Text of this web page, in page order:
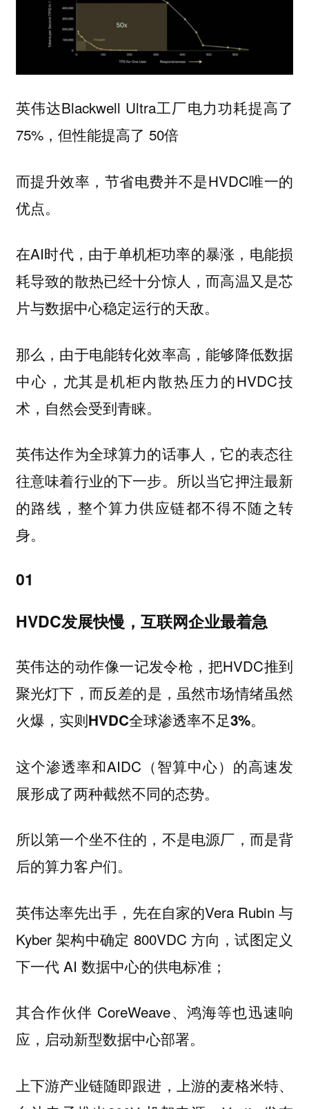
英伟达Blackwell Ultra工厂电力功耗提高了
75%，但性能提高了 50倍
而提升效率，节省电费并不是HVDC唯一的
优点。
在AI时代，由于单机柜功率的暴涨，电能损
耗导致的散热已经十分惊人，而高温又是芯
片与数据中心稳定运行的天敌。
那么，由于电能转化效率高，能够降低数据
中心，尤其是机柜内散热压力的HVDC技
术，自然会受到青睐。
英伟达作为全球算力的话事人，它的表态往
往意味着行业的下一步。所以当它押注最新
的路线，整个算力供应链都不得不随之转
身。
01
HVDC发展快慢，互联网企业最着急
英伟达的动作像一记发令枪，把HVDC推到
聚光灯下， 而反差的是，虽然市场情绪虽然
火爆，实则HVDC全球渗透率不足3%。
这个渗透率和AIDC（智算中心）的高速发
展形成了两种截然不同的态势。
所以第一个坐不住的，不是电源厂，而是背
后的算力客户们。
英伟达率先出手 ，先在自家的Vera Rubin 与
Kyber 架构中确定 800VDC 方向，试图定义
下一代 AI 数据中心的供电标准；
其合作伙伴 CoreWeave、鸿海等也迅速响
应，启动新型数据中心部署。
上下游产业链随即跟进，
上游的麦格米特、